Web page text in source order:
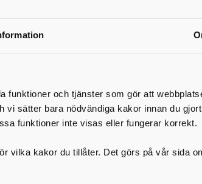
funktioner och tjänster som gör att
sätter bara nödvändiga kakor innan du
funktioner inte visas eller fungerar korrekt.
vilka kakor du tillåter. Det görs på vår sida
för Anpassad
Skövde Kavelbro